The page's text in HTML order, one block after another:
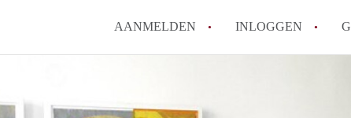
AANMELDEN INLOGGEN